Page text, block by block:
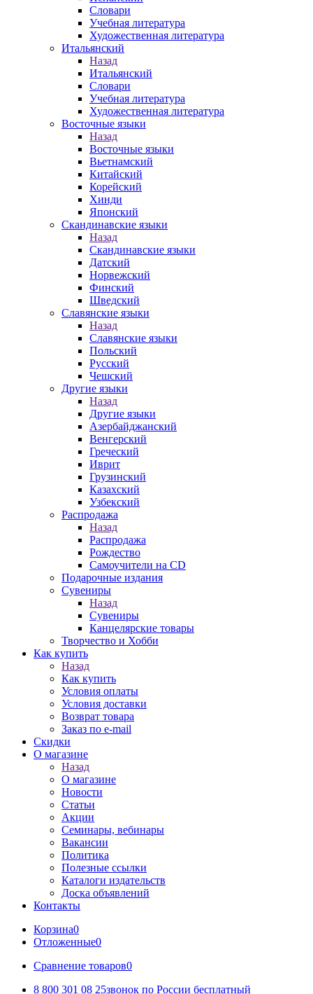
Словари
Учебная литература
Художественная литература
Итальянский
Назад
Итальянский
Словари
Учебная литература
Художественная литература
Восточные языки
Назад
Восточные языки
Вьетнамский
Китайский
Корейский
Хинди
Японский
Скандинавские языки
Назад
Скандинавские языки
Датский
Норвежский
Финский
Шведский
Славянские языки
Назад
Славянские языки
Польский
Русский
Чешский
Другие языки
Назад
Другие языки
Азербайджанский
Венгерский
Греческий
Иврит
Грузинский
Казахский
Узбекский
Распродажа
Назад
Распродажа
Рождество
Самоучители на CD
Подарочные издания
Сувениры
Назад
Сувениры
Канцелярские товары
Творчество и Хобби
Как купить
Назад
Как купить
Условия оплаты
Условия доставки
Возврат товара
Заказ по e-mail
Скидки
О магазине
Назад
О магазине
Новости
Статьи
Акции
Семинары, вебинары
Вакансии
Политика
Полезные ссылки
Каталоги издательств
Доска объявлений
Контакты
Корзина0
Отложенные0
Сравнение товаров0
8 800 301 08 25звонок по России бесплатный